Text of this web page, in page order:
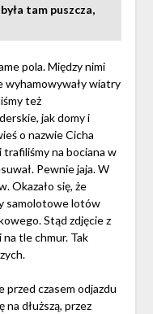
tam puszcza,
pola. Między nimi
wyhamowywały wiatry
też
jak domy i
o nazwie Cicha
na bociana w
Pewnie jaja. W
Okazało się, że
samolotowe lotów
Stąd zdjęcie z
tle chmur. Tak
przed czasem odjazdu
dłuższą, przez